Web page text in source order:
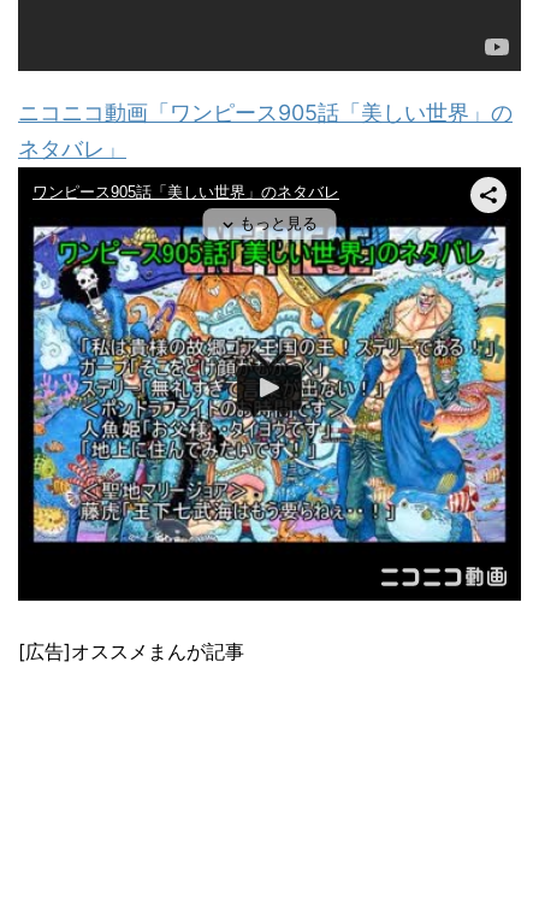
ニコニコ動画「ワンピース905話「美しい世界」の
ネタバレ」
[広告]オススメまんが記事